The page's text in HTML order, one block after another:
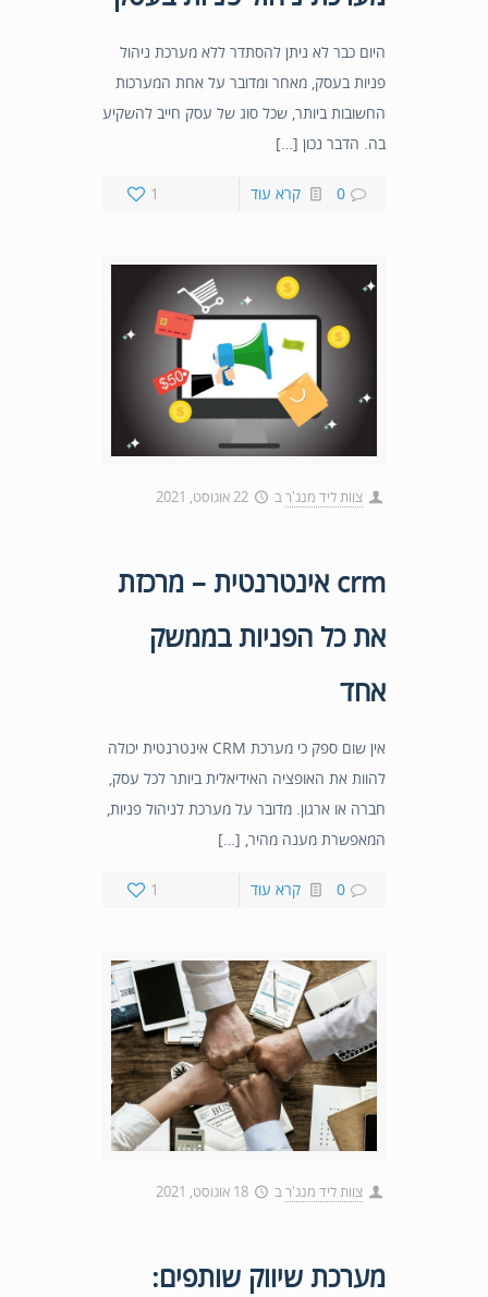
היום כבר לא ניתן להסתדר ללא מערכת ניהול
פניות בעסק, מאחר ומדובר על אחת המערכות
החשובות ביותר, שכל סוג של עסק חייב להשקיע
בה. הדבר נכון […]
1 0 קרא עוד
צוות ליד מנג'רב 22 אוגוסט, 2021
crm אינטרנטית – מרכזת
את כל הפניות בממשק
אחד
אין שום ספק כי מערכת CRM אינטרנטית יכולה
להוות את האופציה האידיאלית ביותר לכל עסק,
חברה או ארגון. מדובר על מערכת לניהול פניות,
המאפשרת מענה מהיר, […]
1 0 קרא עוד
צוות ליד מנג'רב 18 אוגוסט, 2021
מערכת שיווק שותפים: